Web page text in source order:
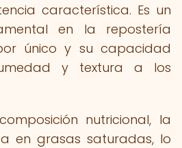
característica. Es un
en la repostería
único y su capacidad
y textura a los
nutricional, la
en grasas saturadas, lo